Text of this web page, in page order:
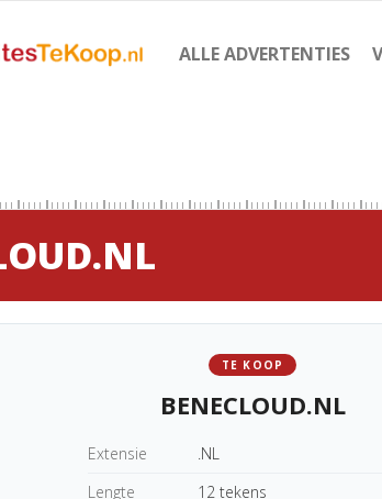
ALLE ADVERTENTIES
TE KOOP
BENECLOUD.NL
Extensie
.NL
Lengte
12 tekens